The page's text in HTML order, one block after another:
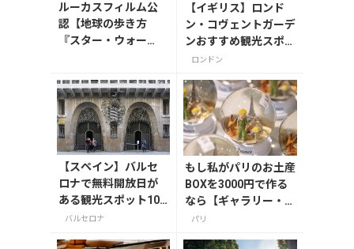
ルーカスフィルム公
認【地球の歩き方
『スター・ウォー
ログラム仕様の特製
リバーシブル帯付き
【イギリス】ロンド
ン・コヴェントガーデ
ンおすすめ観光スポッ
ト3つ！
ロンドン
【スペイン】バルセ
ロナで無料開放日が
ある観光スポット10
選バルセロナ
もし私がパリのお土産
BOXを3000円で作る
なら【ギャラリー・ラ
ファイエット編】
パリ